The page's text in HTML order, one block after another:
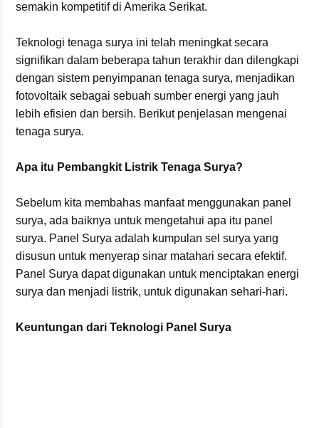
semakin kompetitif di Amerika Serikat.
Teknologi tenaga surya ini telah meningkat secara
signifikan dalam beberapa tahun terakhir dan dilengkapi
dengan sistem penyimpanan tenaga surya, menjadikan
fotovoltaik sebagai sebuah sumber energi yang jauh
lebih efisien dan bersih. Berikut penjelasan mengenai
tenaga surya.
Apa itu Pembangkit Listrik Tenaga Surya?
Sebelum kita membahas manfaat menggunakan panel
surya, ada baiknya untuk mengetahui apa itu panel
surya. Panel Surya adalah kumpulan sel surya yang
disusun untuk menyerap sinar matahari secara efektif.
Panel Surya dapat digunakan untuk menciptakan energi
surya dan menjadi listrik, untuk digunakan sehari-hari.
Keuntungan dari Teknologi Panel Surya